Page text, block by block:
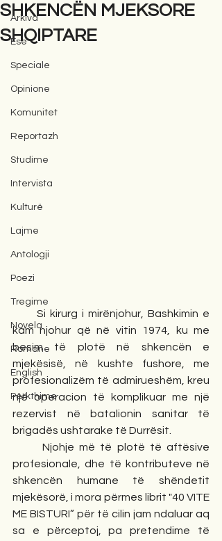
Arkiva
Ese
Speciale
Opinione
Komunitet
Reportazh
Studime
Intervista
Kulturë
Lajme
Antologji
Poezi
Tregime
Novela
Romane
English
Përkthime
SHKENCËN MJEKSORE
SHQIPTARE
Si kirurg i mirënjohur, Bashkimin e
kam njohur që në vitin 1974, ku me
besim të plotë në shkencën e
mjekësisë, në kushte fushore, me
profesionalizëm të admirueshëm, kreu
një operacion të komplikuar me një
rezervist në batalionin sanitar të
brigadës ushtarake të Durrësit.
Njohje më të plotë të aftësive
profesionale, dhe të kontributeve në
shkencën humane të shëndetit
mjekësorë, i mora përmes librit "40 VITE
ME BISTURI” për të cilin jam ndaluar aq
sa e përceptoj, pa pretendime të